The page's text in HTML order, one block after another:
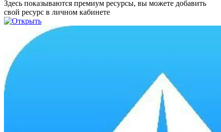
Здесь показываются премиум ресурсы, вы можете добавить
свой ресурс в личном кабинете